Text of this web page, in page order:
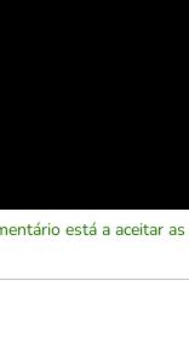
está a aceitar as